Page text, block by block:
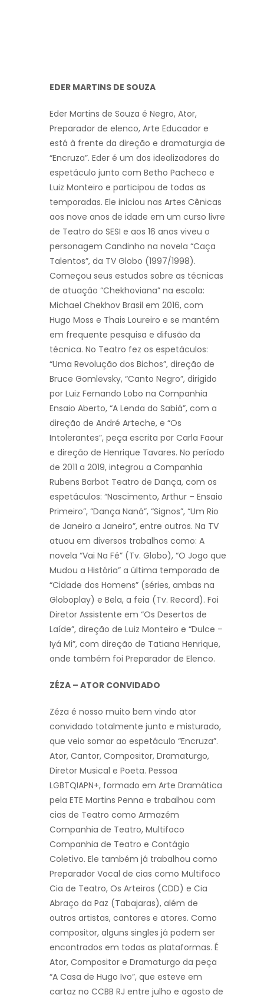
EDER MARTINS DE SOUZA
Eder Martins de Souza é Negro, Ator,
Preparador de elenco, Arte Educador e
está à frente da direção e dramaturgia de
“Encruza”. Eder é um dos idealizadores do
espetáculo junto com Betho Pacheco e
Luiz Monteiro e participou de todas as
temporadas. Ele iniciou nas Artes Cênicas
aos nove anos de idade em um curso livre
de Teatro do SESI e aos 16 anos viveu o
personagem Candinho na novela “Caça
Talentos”, da TV Globo (1997/1998).
Começou seus estudos sobre as técnicas
de atuação “Chekhoviana” na escola:
Michael Chekhov Brasil em 2016, com
Hugo Moss e Thais Loureiro e se mantém
em frequente pesquisa e difusão da
técnica. No Teatro fez os espetáculos:
“Uma Revolução dos Bichos”, direção de
Bruce Gomlevsky, “Canto Negro”, dirigido
por Luiz Fernando Lobo na Companhia
Ensaio Aberto, “A Lenda do Sabiá”, com a
direção de André Arteche, e “Os
Intolerantes”, peça escrita por Carla Faour
e direção de Henrique Tavares. No período
de 2011 a 2019, integrou a Companhia
Rubens Barbot Teatro de Dança, com os
espetáculos: “Nascimento, Arthur – Ensaio
Primeiro”, “Dança Naná”, “Signos”, “Um Rio
de Janeiro a Janeiro”, entre outros. Na TV
atuou em diversos trabalhos como: A
novela “Vai Na Fé” (Tv. Globo), “O Jogo que
Mudou a História” a última temporada de
“Cidade dos Homens” (séries, ambas na
Globoplay) e Bela, a feia (Tv. Record). Foi
Diretor Assistente em “Os Desertos de
Laíde”, direção de Luiz Monteiro e “Dulce –
Iyá Mi”, com direção de Tatiana Henrique,
onde também foi Preparador de Elenco.
ZÉZA – ATOR CONVIDADO
Zéza é nosso muito bem vindo ator
convidado totalmente junto e misturado,
que veio somar ao espetáculo “Encruza”.
Ator, Cantor, Compositor, Dramaturgo,
Diretor Musical e Poeta. Pessoa
LGBTQIAPN+, formado em Arte Dramática
pela ETE Martins Penna e trabalhou com
cias de Teatro como Armazém
Companhia de Teatro, Multifoco
Companhia de Teatro e Contágio
Coletivo. Ele também já trabalhou como
Preparador Vocal de cias como Multifoco
Cia de Teatro, Os Arteiros (CDD) e Cia
Abraço da Paz (Tabajaras), além de
outros artistas, cantores e atores. Como
compositor, alguns singles já podem ser
encontrados em todas as plataformas. É
Ator, Compositor e Dramaturgo da peça
“A Casa de Hugo Ivo”, que esteve em
cartaz no CCBB RJ entre julho e agosto de